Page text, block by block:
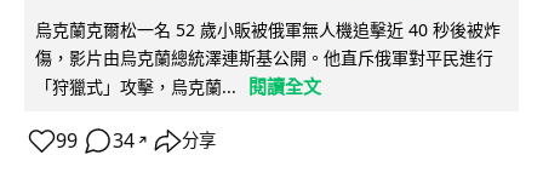
烏克蘭克爾松一名 52 歲小販被俄軍無人機追擊近 40 秒後被炸
傷，影片由烏克蘭總統澤連斯基公開。他直斥俄軍對平民進行
「狩獵式」攻擊，烏克蘭...
閱讀全文
99 34 ↗ 分享